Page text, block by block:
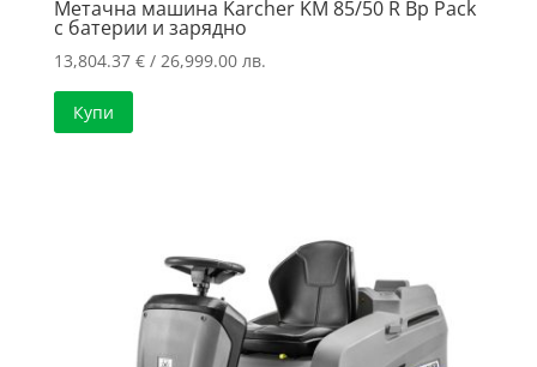
Метачна машина Karcher KM 85/50 R Bp Pack
с батерии и зарядно
13,804.37 €/ 26,999.00 лв.
Купи